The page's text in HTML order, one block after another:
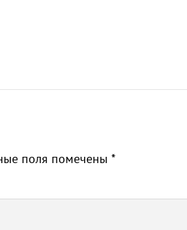
поля помечены *